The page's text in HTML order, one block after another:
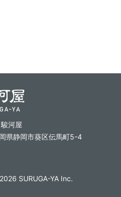
河屋
県静岡市葵区伝馬町5-4
SURUGA-YA Inc.